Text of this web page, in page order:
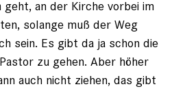
geht, an der Kirche vorbei im
solange muß der Weg
sein. Es gibt da ja schon die
zu gehen. Aber höher
auch nicht ziehen, das gibt